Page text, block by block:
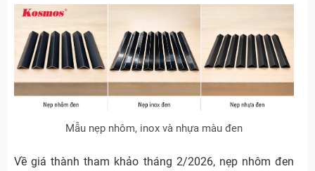
Mẫu nẹp nhôm, inox và nhựa màu đen
Về giá thành tham khảo tháng 2/2026, nẹp nhôm đen